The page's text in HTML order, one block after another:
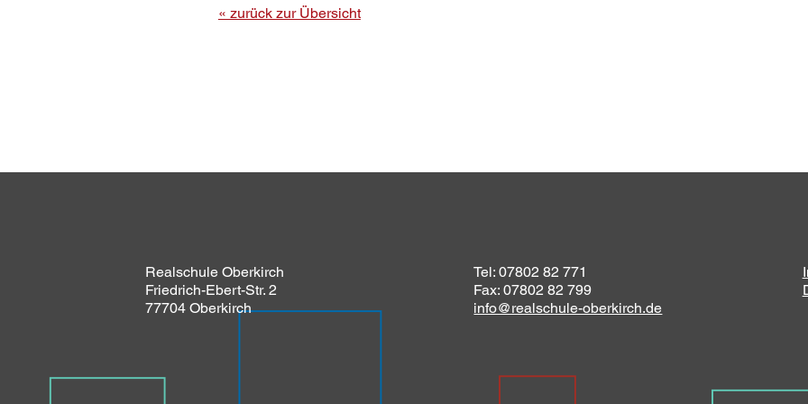
« zurück zur Übersicht
Realschule Oberkirch
Friedrich-Ebert-Str. 2
77704 Oberkirch
Tel: 07802 82 771
Fax: 07802 82 799
info@realschule-oberkirch.de